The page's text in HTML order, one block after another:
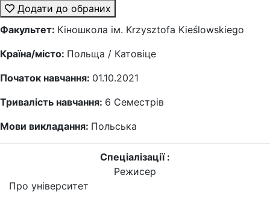
Додати до обраних
Факультет: Кіношкола ім. Krzysztofa Kieślowskiego
Країна/місто: Польща / Катовіце
Початок навчання: 01.10.2021
Тривалість навчання: 6 Семестрів
Мови викладання: Польська
Спеціалізації :
Режисер
Про університет